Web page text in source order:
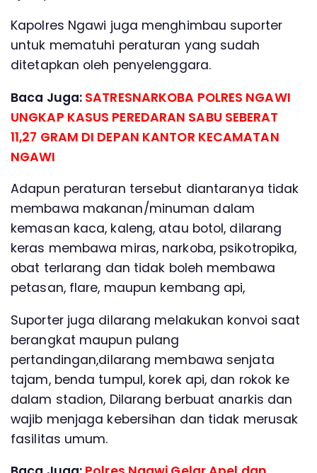
Kapolres Ngawi juga menghimbau suporter
untuk mematuhi peraturan yang sudah
ditetapkan oleh penyelenggara.
Baca Juga: SATRESNARKOBA POLRES NGAWI
UNGKAP KASUS PEREDARAN SABU SEBERAT
11,27 GRAM DI DEPAN KANTOR KECAMATAN
NGAWI
Adapun peraturan tersebut diantaranya tidak
membawa makanan/minuman dalam
kemasan kaca, kaleng, atau botol, dilarang
keras membawa miras, narkoba, psikotropika,
obat terlarang dan tidak boleh membawa
petasan, flare, maupun kembang api,
Suporter juga dilarang melakukan konvoi saat
berangkat maupun pulang
pertandingan,dilarang membawa senjata
tajam, benda tumpul, korek api, dan rokok ke
dalam stadion, Dilarang berbuat anarkis dan
wajib menjaga kebersihan dan tidak merusak
fasilitas umum.